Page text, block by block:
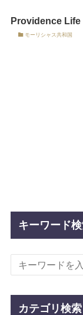
Providence Life
モーリシャス共和国
キーワード
カテゴリ検索